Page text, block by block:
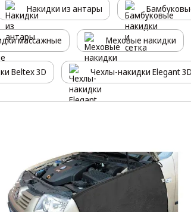
Накидки из антары
массажные Меховые накидки
Beltex 3D Чехлы-накидки Elegant